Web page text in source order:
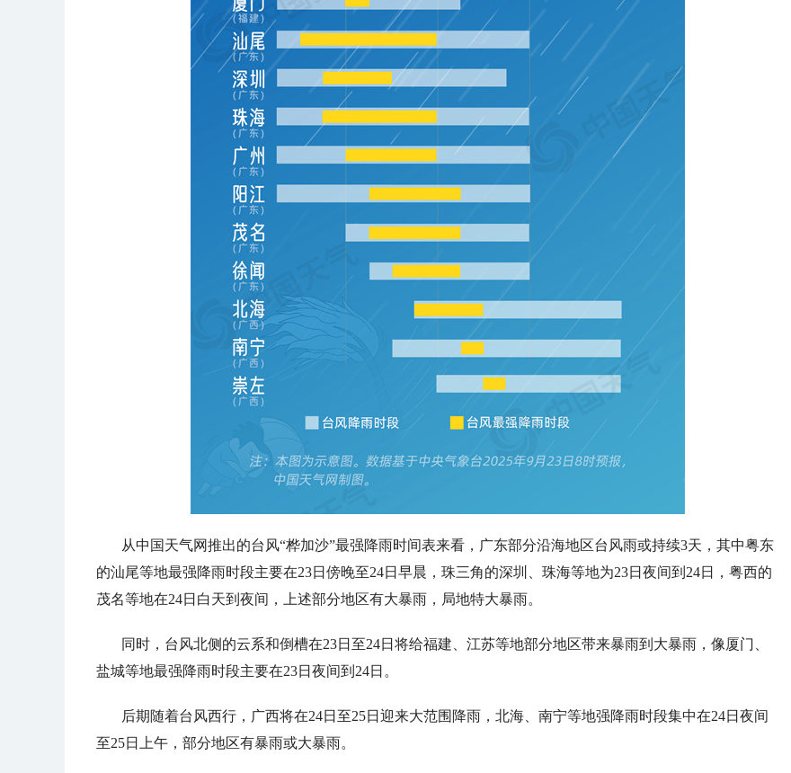
从中国天气网推出的台风“桦加沙”最强降雨时间表来看，广东部分沿海地区台风雨或持续3天，其中粤东
的汕尾等地最强降雨时段主要在23日傍晚至24日早晨，珠三角的深圳、珠海等地为23日夜间到24日，粤西的
茂名等地在24日白天到夜间，上述部分地区有大暴雨，局地特大暴雨。
同时，台风北侧的云系和倒槽在23日至24日将给福建、江苏等地部分地区带来暴雨到大暴雨，像厦门、
盐城等地最强降雨时段主要在23日夜间到24日。
后期随着台风西行，广西将在24日至25日迎来大范围降雨，北海、南宁等地强降雨时段集中在24日夜间
至25日上午，部分地区有暴雨或大暴雨。